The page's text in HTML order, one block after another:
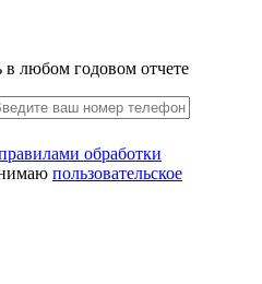
в любом годовом отчете
обработки
пользовательское